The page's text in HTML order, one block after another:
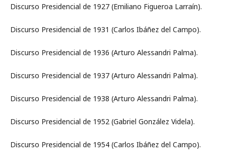
Discurso Presidencial de 1927 (Emiliano Figueroa Larraín).
Discurso Presidencial de 1931 (Carlos Ibáñez del Campo).
Discurso Presidencial de 1936 (Arturo Alessandri Palma).
Discurso Presidencial de 1937 (Arturo Alessandri Palma).
Discurso Presidencial de 1938 (Arturo Alessandri Palma).
Discurso Presidencial de 1952 (Gabriel González Videla).
Discurso Presidencial de 1954 (Carlos Ibáñez del Campo).